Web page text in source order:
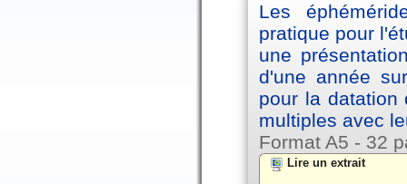
Les
pratique pour
une
d'une année
pour la datation
multiples avec
Format A5 - 32
Lire un extrait